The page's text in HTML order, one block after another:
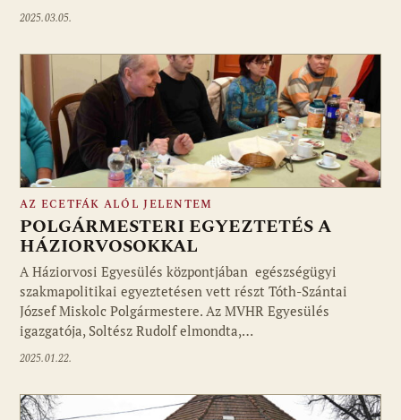
2025.03.05.
AZ ECETFÁK ALÓL JELENTEM
POLGÁRMESTERI EGYEZTETÉS A
HÁZIORVOSOKKAL
A Háziorvosi Egyesülés központjában egészségügyi
szakmapolitikai egyeztetésen vett részt Tóth-Szántai
József Miskolc Polgármestere. Az MVHR Egyesülés
igazgatója, Soltész Rudolf elmondta,…
2025.01.22.